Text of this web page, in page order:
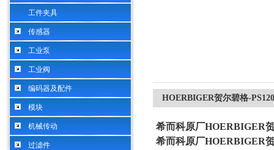
工件夹具
传感器
工业泵
工业阀
编码器及配件
模块
机械传动
过滤件
HOERBIGER贺尔碧格-
希而科原厂HOERBIGER
希而科原厂HOERBIGER